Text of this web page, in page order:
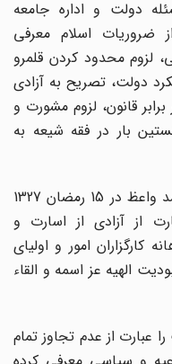
دولت و اداره جامعه
اسلام معرفی
محدود کردن قلمرو
دولت، تصریح به آزادی
قانون، لزوم مشورت و
بار در فقه شیعه به
آخوند در نامه خود به حاج شیخ محمد واعظ در 15 رمضان 1327
از آزادی از اسارت و
امور و اولیای
الهیه عز اسمه و القاء
از عدم تجاوز تمام